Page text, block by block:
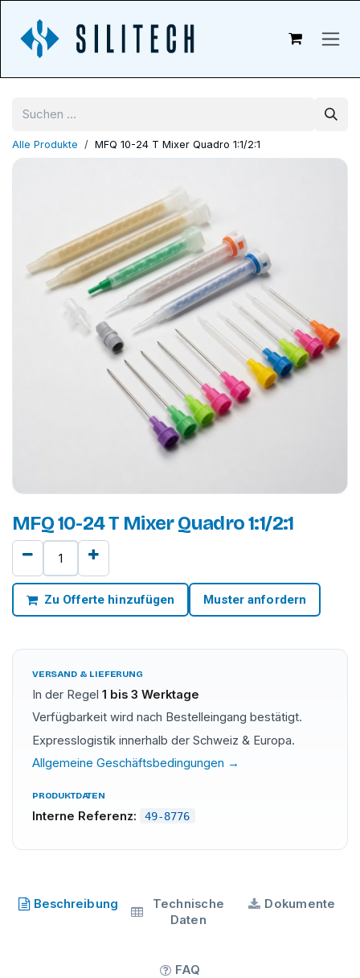
Alle Produkte MFQ 10-24 T Mixer Quadro 1:1/2:1
MFQ 10-24 T Mixer Quadro 1:1/2:1
Zu Offerte hinzufügen Muster anfordern
VERSAND & LIEFERUNG
In der Regel 1 bis 3 Werktage
Verfügbarkeit wird nach Bestelleingang bestätigt.
Expresslogistik innerhalb der Schweiz & Europa.
Allgemeine Geschäftsbedingungen →
PRODUKTDATEN
Interne Referenz: 49-8776
Beschreibung
Technische
Daten
Dokumente
FAQ